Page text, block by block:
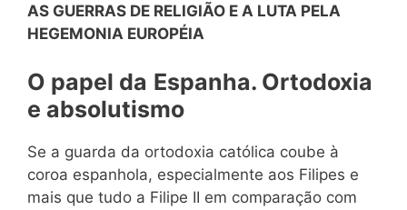
AS GUERRAS DE RELIGIÃO E A LUTA PELA
HEGEMONIA EUROPÉIA
O papel da Espanha. Ortodoxia
e absolutismo
Se a guarda da ortodoxia católica coube à
coroa espanhola, especialmente aos Filipes e
mais que tudo a Filipe II em comparação com